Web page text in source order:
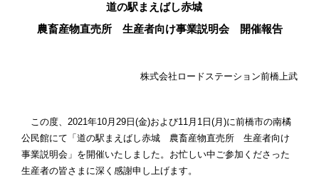
道の駅まえばし赤城
農畜産物直売所 生産者向け事業説明会 開催報告
株式会社ロードステーション前橋上武
この度、2021年10月29日(金)および11月1日(月)に前橋市の南橘
公民館にて「道の駅まえばし赤城 農畜産物直売所 生産者向け
事業説明会」を開催いたしました。お忙しい中ご参加くださった
生産者の皆さまに深く感謝申し上げます。